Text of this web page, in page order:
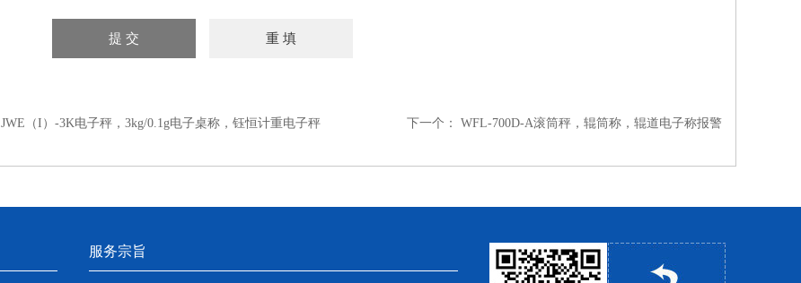
JWE（I）-3K电子秤，3kg/0.1g电子桌称，钰恒计重电子秤 下一个： WFL-700D-A滚筒秤，辊筒称，辊道电子称报警
服务宗旨